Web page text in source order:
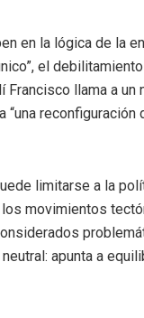
en la lógica de la
el
Francisco llama a
limitarse a la
movimientos
apunta a